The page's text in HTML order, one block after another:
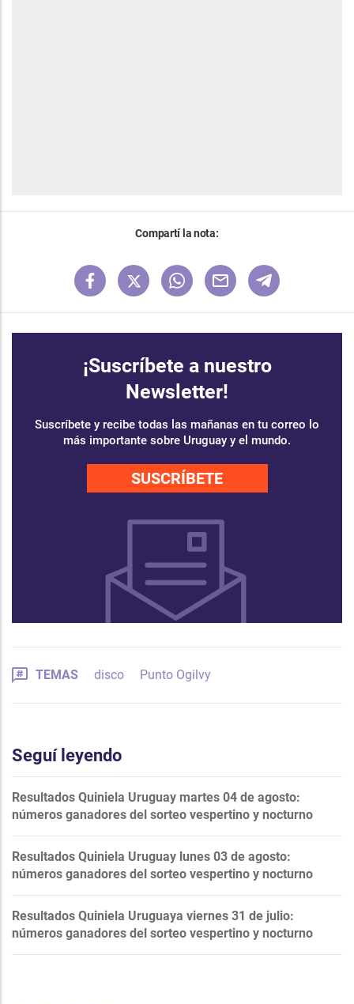
Compartí la nota:
¡Suscríbete a nuestro
Newsletter!
Suscríbete y recibe todas las mañanas en tu correo lo
más importante sobre Uruguay y el mundo.
SUSCRÍBETE
TEMAS disco Punto Ogilvy
Seguí leyendo
Resultados Quiniela Uruguay martes 04 de agosto:
números ganadores del sorteo vespertino y nocturno
Resultados Quiniela Uruguay lunes 03 de agosto:
números ganadores del sorteo vespertino y nocturno
Resultados Quiniela Uruguaya viernes 31 de julio:
números ganadores del sorteo vespertino y nocturno